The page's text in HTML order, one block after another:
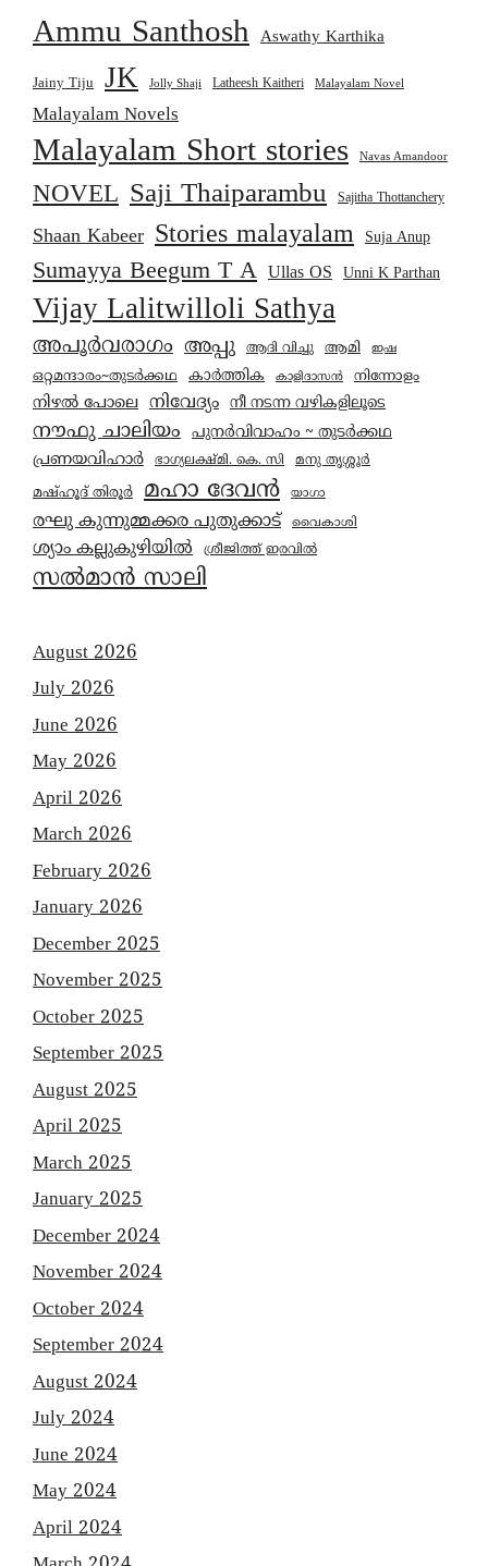
Ammu Santhosh Aswathy Karthika
Jainy Tiju JK Jolly Shaji Latheesh Kaitheri Malayalam Novel
Malayalam Novels
Malayalam Short stories Navas Amandoor
NOVEL Saji Thaiparambu Sajitha Thottanchery
Shaan Kabeer Stories malayalam Suja Anup
Sumayya Beegum T A Ullas OS Unni K Parthan
Vijay Lalitwilloli Sathya
അപൂർവരാഗം അപ്പു ആദി വിച്ചു ആമി ഇഷ
ഒറ്റമന്ദാരം~തുടർക്കഥ കാര്‍ത്തിക കാളിദാസൻ നിന്നോളം
നിഴൽ പോലെ നിവേദ്യം നീ നടന്ന വഴികളിലൂടെ
നൗഫു ചാലിയം പുനർവിവാഹം ~ തുടർക്കഥ
പ്രണയവിഹാർ ഭാഗ്യലക്ഷ്മി. കെ. സി
മനു തൃശ്ശൂർ
മഷ്ഹൂദ് തിരൂർ
മഹാ ദേവൻ യാഗാ
രഘു കുന്നുമ്മക്കര പുതുക്കാട് വൈകാശി
ശ്യാം കല്ലുകുഴിയിൽ ശ്രീജിത്ത് ഇരവിൽ
സൽമാൻ സാലി
August 2026
July 2026
June 2026
May 2026
April 2026
March 2026
February 2026
January 2026
December 2025
November 2025
October 2025
September 2025
August 2025
April 2025
March 2025
January 2025
December 2024
November 2024
October 2024
September 2024
August 2024
July 2024
June 2024
May 2024
April 2024